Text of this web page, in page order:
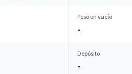
Peso en vacío
-
Depósito
-